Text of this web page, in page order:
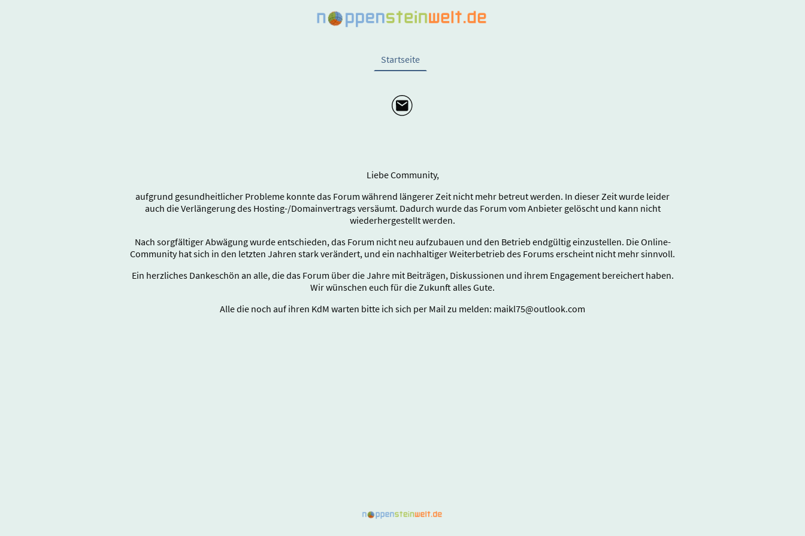
Startseite
Liebe Community,
aufgrund gesundheitlicher Probleme konnte das Forum während längerer Zeit nicht mehr betreut werden. In dieser Zeit wurde leider
auch die Verlängerung des Hosting-/Domainvertrags versäumt. Dadurch wurde das Forum vom Anbieter gelöscht und kann nicht
wiederhergestellt werden.
Nach sorgfältiger Abwägung wurde entschieden, das Forum nicht neu aufzubauen und den Betrieb endgültig einzustellen. Die Online-
Community hat sich in den letzten Jahren stark verändert, und ein nachhaltiger Weiterbetrieb des Forums erscheint nicht mehr sinnvoll.
Ein herzliches Dankeschön an alle, die das Forum über die Jahre mit Beiträgen, Diskussionen und ihrem Engagement bereichert haben.
Wir wünschen euch für die Zukunft alles Gute.
Alle die noch auf ihren KdM warten bitte ich sich per Mail zu melden: maikl75@outlook.com